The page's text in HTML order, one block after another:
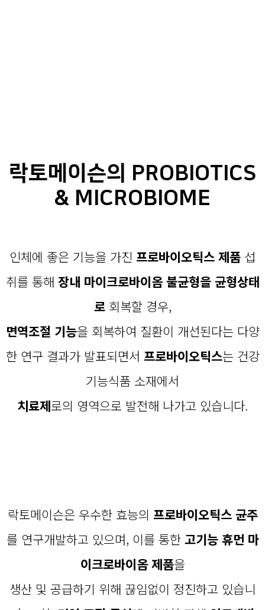
락토메이슨의 PROBIOTICS
& MICROBIOME
인체에 좋은 기능을 가진 프로바이오틱스 제품 섭
취를 통해 장내 마이크로바이옴 불균형을 균형상태
로회복할 경우,
면역조절 기능을 회복하여 질환이 개선된다는 다양
한 연구 결과가 발표되면서 프로바이오틱스는 건강
기능식품 소재에서
치료제로의 영역으로 발전해 나가고 있습니다.
락토메이슨은 우수한 효능의 프로바이오틱스 균주
를 연구개발하고 있으며, 이를 통한 고기능 휴먼 마
이크로바이옴 제품을
생산 및 공급하기 위해 끊임없이 정진하고 있습니